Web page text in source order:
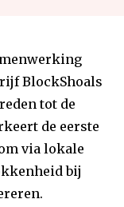
BlockShoals
tot de
de eerste
via lokale
bij